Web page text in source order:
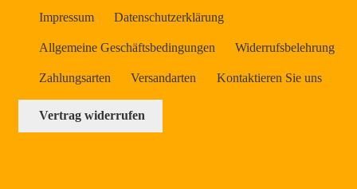
Impressum Datenschutzerklärung
Allgemeine Geschäftsbedingungen Widerrufsbelehrung
Zahlungsarten Versandarten Kontaktieren Sie uns
Vertrag widerrufen